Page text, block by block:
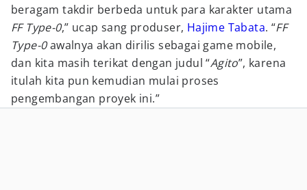
beragam takdir berbeda untuk para karakter utama
FF Type-0,” ucap sang produser, Hajime Tabata. “FF
Type-0awalnya akan dirilis sebagai game mobile,
dan kita masih terikat dengan judul “Agito”, karena
itulah kita pun kemudian mulai proses
pengembangan proyek ini.”